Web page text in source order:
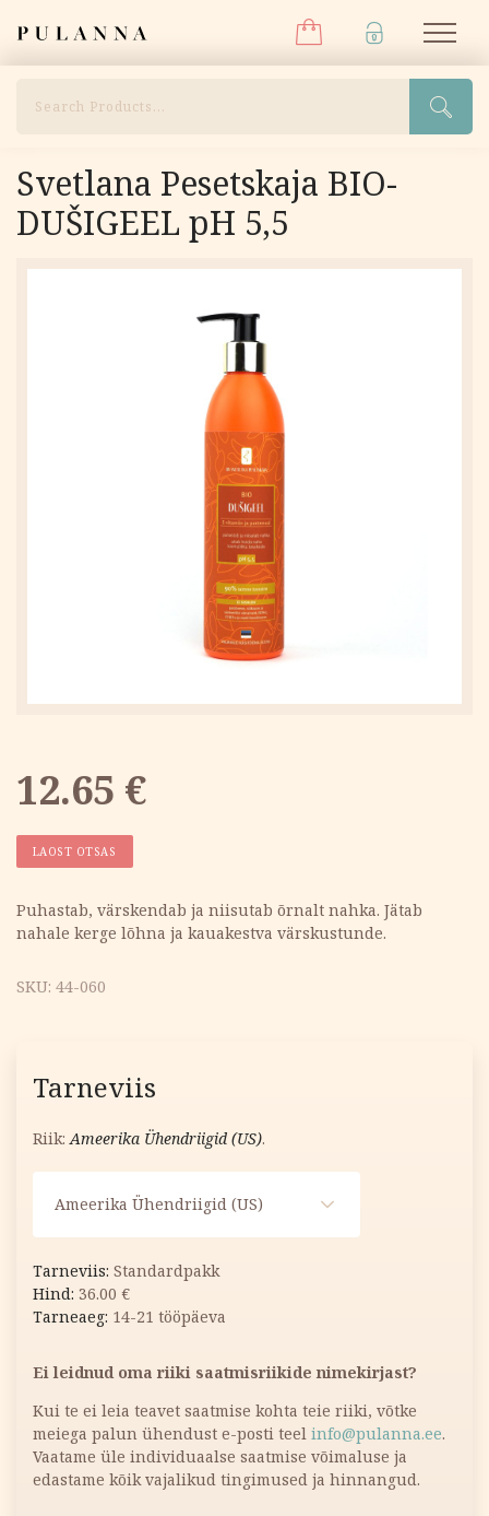
sisu
Menüü
Svetlana Pesetskaja BIO-
DUŠIGEEL pH 5,5
12.65 €
LAOST OTSAS
Puhastab, värskendab ja niisutab õrnalt nahka. Jätab
nahale kerge lõhna ja kauakestva värskustunde.
SKU: 44-060
Tarneviis
Riik:Ameerika Ühendriigid (US).
Ameerika Ühendriigid (US)
Standardpakk
36.00 €
14-21 tööpäeva
Ei leidnud oma riiki saatmisriikide nimekirjast?
Kui te ei leia teavet saatmise kohta teie riiki, võtke
meiega palun ühendust e-posti teel info@pulanna.ee.
Vaatame üle individuaalse saatmise võimaluse ja
edastame kõik vajalikud tingimused ja hinnangud.